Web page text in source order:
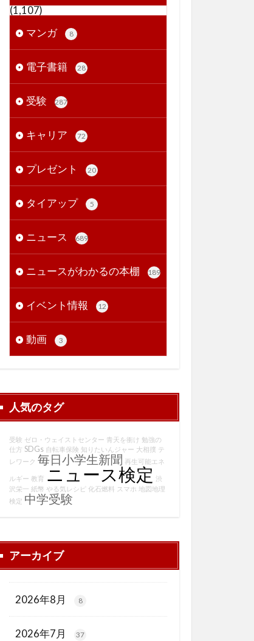
(1,107)
マンガ
8
電子書籍 28
受験 287
キャリア 72
プレゼント 20
タイアップ 5
ニュース 689
ニュースがわかるの本棚 189
イベント情報 12
動画 3
人気のタグ
受験 ゼロ・ウェイストセンター 青天を衝け 勉強の
仕方 SDGs 自転車保険 知りたいんジャー 大相撲 テ
レワーク 毎日小学生新聞 再生可能エネ
ルギー 教育 ニュース検定 渋
沢栄一 紙幣 やる気レシピ 化石燃料 スマホ 地図地理
検定 中学受験
アーカイブ
2026年8月 8
2026年7月 37